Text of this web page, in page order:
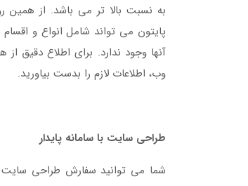
به نسبت بالا تر می باشد. از
پایتون می تواند شامل انواع و
آنها وجود ندارد. برای اطلاع دقیق
وب، اطلاعات لازم را بدست بیاورید.
طراحی سایت با سامانه پایدار
شما می توانید سفارش طراحی سایت